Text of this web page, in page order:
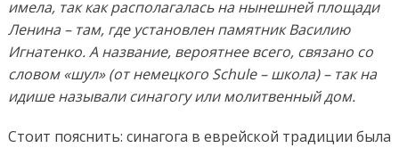
имела, так как располагалась на нынешней площади
Ленина – там, где установлен памятник Василию
Игнатенко. А название, вероятнее всего, связано со
словом «шул» (от немецкого Schule – школа) – так на
идише называли синагогу или молитвенный дом.
Стоит пояснить: синагога в еврейской традиции была